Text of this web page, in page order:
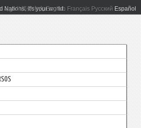
Nations. It's your world.
العربية 简体中文 English Français Русский Español